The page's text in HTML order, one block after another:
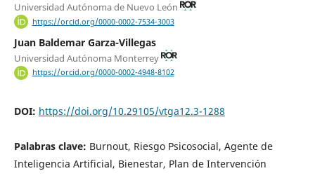
Universidad Autónoma de Nuevo León
https://orcid.org/0000-0002-7534-3003
Juan Baldemar Garza-Villegas
Universidad Autónoma Monterrey
https://orcid.org/0000-0002-4948-8102
DOI: https://doi.org/10.29105/vtga12.3-1288
Palabras clave: Burnout, Riesgo Psicosocial, Agente de
Inteligencia Artificial, Bienestar, Plan de Intervención